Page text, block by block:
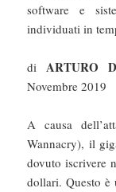
software e
individuati in
diARTURO
Novembre 2019
A causa
Wannacry), il
dovuto iscrivere
dollari. Questo